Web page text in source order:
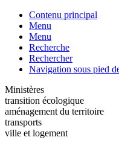
Contenu principal
Menu
Menu
Recherche
Rechercher
Navigation sous pied
Ministères
transition écologique
aménagement du territoire
transports
ville et logement